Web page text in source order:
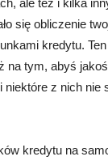
ale też i kilka
się obliczenie
kredytu.
na tym, abyś
niektóre z nich nie
kredytu na